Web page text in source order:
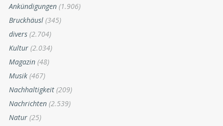
Ankündigungen (1.906)
Bruckhäusl (345)
divers (2.704)
Kultur (2.034)
Magazin (48)
Musik (467)
Nachhaltigkeit (209)
Nachrichten (2.539)
Natur (25)